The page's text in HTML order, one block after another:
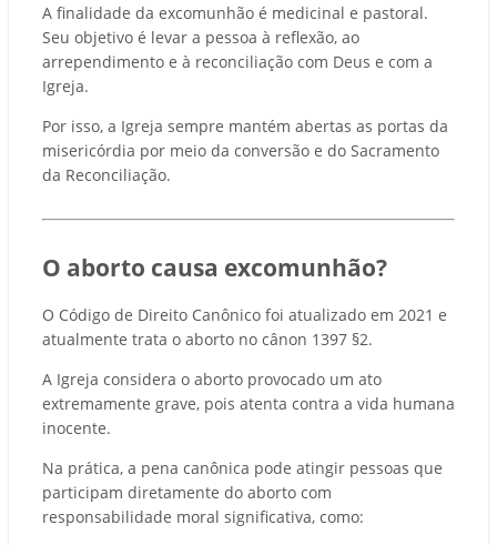
A finalidade da excomunhão é medicinal e pastoral.
Seu objetivo é levar a pessoa à reflexão, ao
arrependimento e à reconciliação com Deus e com a
Igreja.
Por isso, a Igreja sempre mantém abertas as portas da
misericórdia por meio da conversão e do Sacramento
da Reconciliação.
O aborto causa excomunhão?
O Código de Direito Canônico foi atualizado em 2021 e
atualmente trata o aborto no cânon 1397 §2.
A Igreja considera o aborto provocado um ato
extremamente grave, pois atenta contra a vida humana
inocente.
Na prática, a pena canônica pode atingir pessoas que
participam diretamente do aborto com
responsabilidade moral significativa, como: